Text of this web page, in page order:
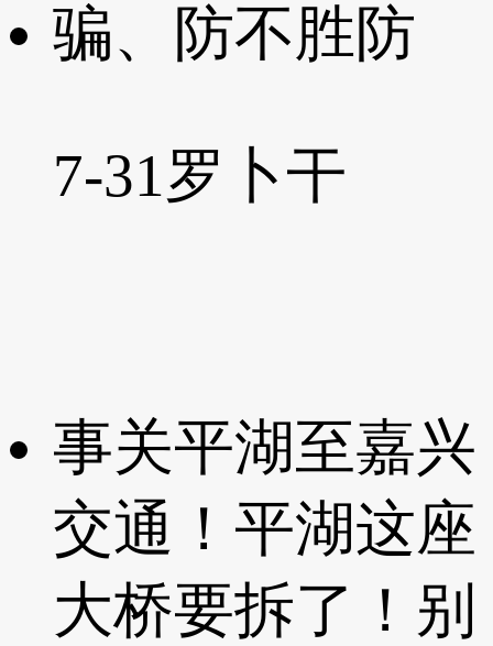
骗、防不胜防
7-31罗卜干
事关平湖至嘉兴
交通！平湖这座
大桥要拆了！别